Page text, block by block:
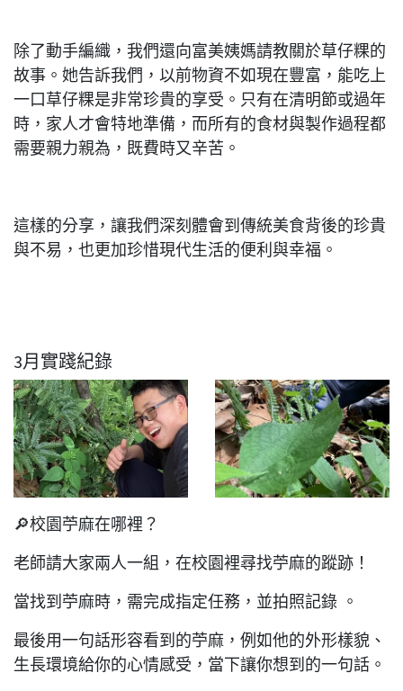
除了動手編織，我們還向富美姨媽請教關於草仔粿的
故事。她告訴我們，以前物資不如現在豐富，能吃上
一口草仔粿是非常珍貴的享受。只有在清明節或過年
時，家人才會特地準備，而所有的食材與製作過程都
需要親力親為，既費時又辛苦。
這樣的分享，讓我們深刻體會到傳統美食背後的珍貴
與不易，也更加珍惜現代生活的便利與幸福。
3月實踐紀錄
🔎校園苧麻在哪裡？
老師請大家兩人一組，在校園裡尋找苧麻的蹤跡！
當找到苧麻時，需完成指定任務，並拍照記錄 。
最後用一句話形容看到的苧麻，例如他的外形樣貌、
生長環境給你的心情感受，當下讓你想到的一句話。